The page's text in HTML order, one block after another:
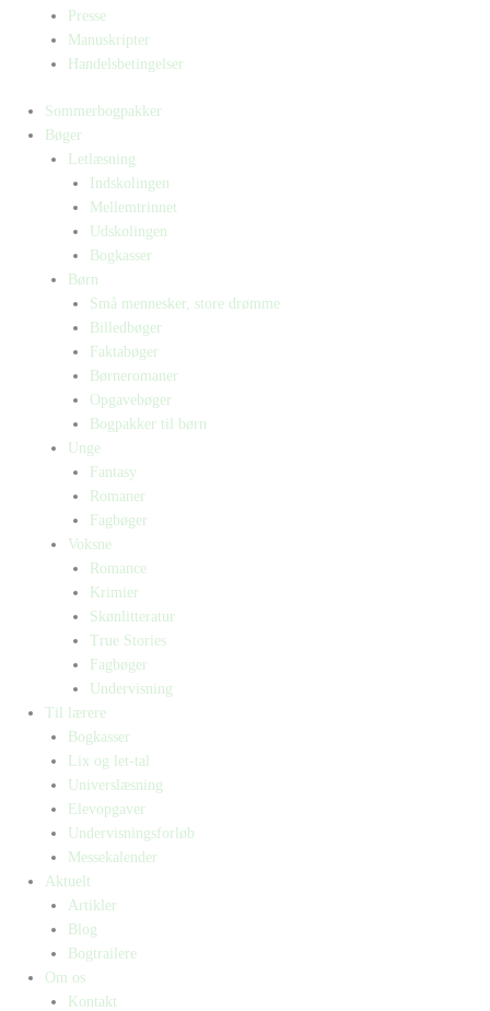
Presse
Manuskripter
Handelsbetingelser
Sommerbogpakker
Bøger
Letlæsning
Indskolingen
Mellemtrinnet
Udskolingen
Bogkasser
Børn
Små mennesker, store drømme
Billedbøger
Faktabøger
Børneromaner
Opgavebøger
Bogpakker til børn
Unge
Fantasy
Romaner
Fagbøger
Voksne
Romance
Krimier
Skønlitteratur
True Stories
Fagbøger
Undervisning
Til lærere
Bogkasser
Lix og let-tal
Universlæsning
Elevopgaver
Undervisningsforløb
Messekalender
Aktuelt
Artikler
Blog
Bogtrailere
Om os
Kontakt